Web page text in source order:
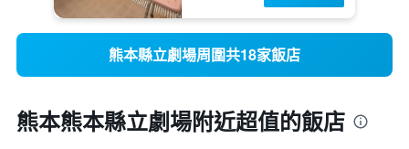
熊本縣立劇場周圍共18家飯店
熊本熊本縣立劇場附近超值的飯店